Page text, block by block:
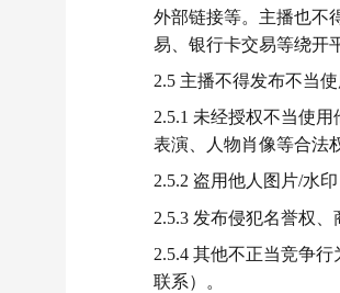
外部链接等。主播也不
易、银行卡交易等绕开
2.5 主播不得发布不当
2.5.1 未经授权不当使
表演、人物肖像等合法
2.5.2 盗用他人图片/水印
2.5.3 发布侵犯名誉权
2.5.4 其他不正当竞争
联系）。